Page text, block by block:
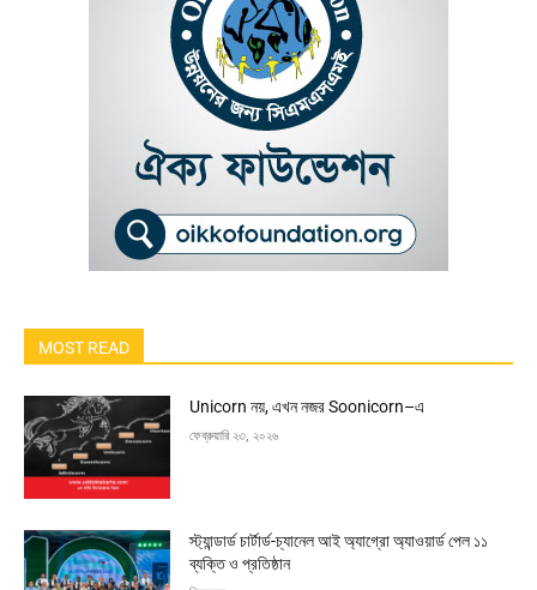
MOST READ
Unicorn নয়, এখন নজর Soonicorn–এ
ফেব্রুয়ারি ২৩, ২০২৬
স্ট্যান্ডার্ড চার্টার্ড-চ্যানেল আই অ্যাগ্রো অ্যাওয়ার্ড পেল ১১
ব্যক্তি ও প্রতিষ্ঠান